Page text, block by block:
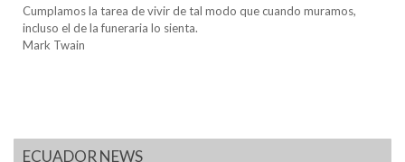
Cumplamos la tarea de vivir de tal modo que cuando muramos,
incluso el de la funeraria lo sienta.
Mark Twain
ECUADOR NEWS